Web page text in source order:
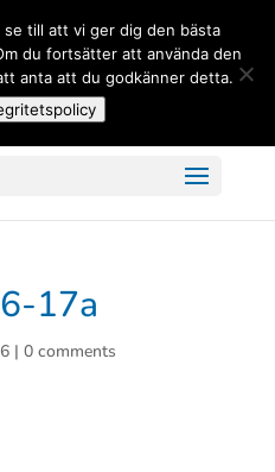
17a
| 0 comments
till att vi ger dig den bästa
du fortsätter att använda den
anta att du godkänner detta.